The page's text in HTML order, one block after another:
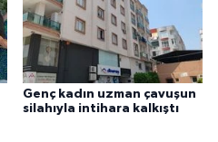
Genç kadın uzman çavuşun
silahıyla intihara kalkıştı